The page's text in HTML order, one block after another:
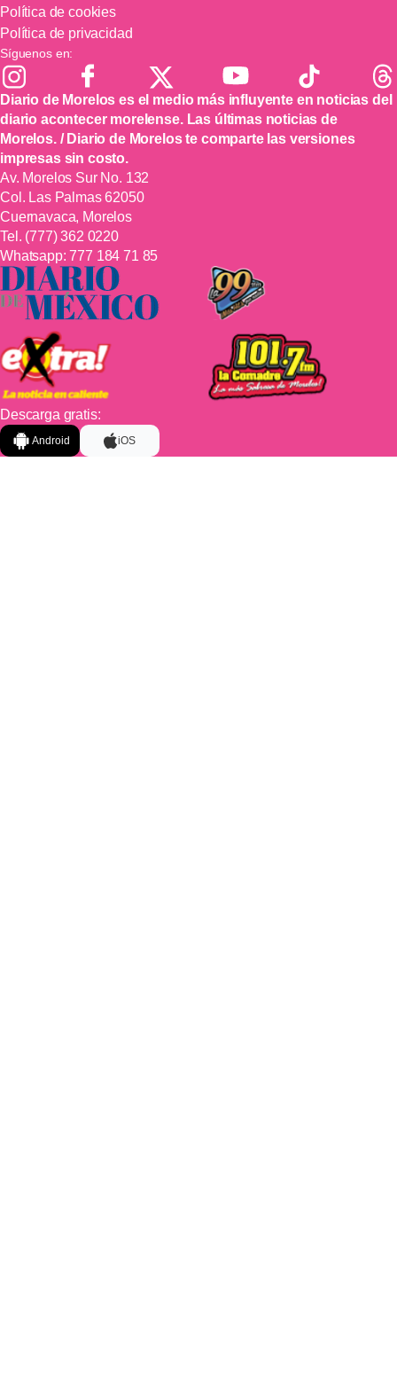
Política de cookies
Política de privacidad
Síguenos en:
Diario de Morelos es el medio más influyente en noticias del
diario acontecer morelense. Las últimas noticias de
Morelos. / Diario de Morelos te comparte las versiones
impresas sin costo.
Av. Morelos Sur No. 132
Col. Las Palmas 62050
Cuernavaca, Morelos
Tel. (777) 362 0220
Whatsapp:777 184 71 85
Descarga gratis:
Android iOS